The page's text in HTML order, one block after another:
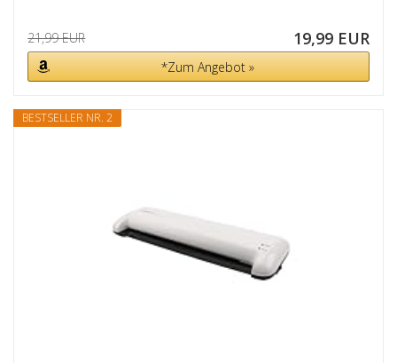
21,99 EUR 19,99 EUR
*Zum Angebot »
BESTSELLER NR. 2